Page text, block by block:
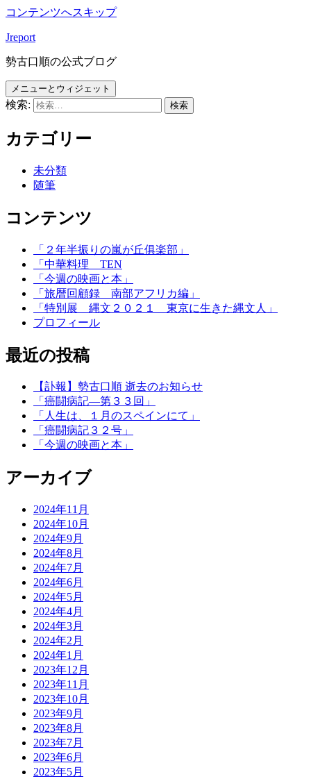
コンテンツへスキップ
Jreport
勢古口順の公式ブログ
メニューとウィジェット
検索:
カテゴリー
未分類
随筆
コンテンツ
「２年半振りの嵐が丘俱楽部」
「中華料理 TEN
「今週の映画と本」
「旅暦回顧録 南部アフリカ編」
「特別展 縄文２０２１ 東京に生きた縄文人」
プロフィール
最近の投稿
【訃報】勢古口順 逝去のお知らせ
「癌闘病記―第３３回」
「人生は、１月のスペインにて」
「癌闘病記３２号」
「今週の映画と本」
アーカイブ
2024年11月
2024年10月
2024年9月
2024年8月
2024年7月
2024年6月
2024年5月
2024年4月
2024年3月
2024年2月
2024年1月
2023年12月
2023年11月
2023年10月
2023年9月
2023年8月
2023年7月
2023年6月
2023年5月